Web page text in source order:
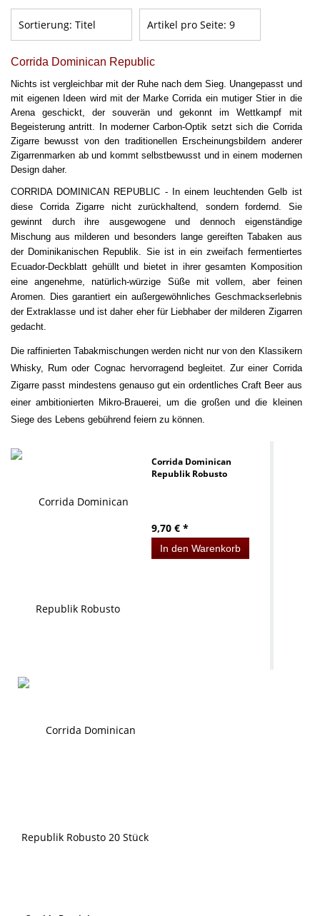
Sortierung: Titel Artikel pro Seite: 9
Corrida Dominican Republic
Nichts ist vergleichbar mit der Ruhe nach dem Sieg. Unangepasst und
mit eigenen Ideen wird mit der Marke Corrida ein mutiger Stier in die
Arena geschickt, der souverän und gekonnt im Wettkampf mit
Begeisterung antritt. In moderner Carbon-Optik setzt sich die Corrida
Zigarre bewusst von den traditionellen Erscheinungsbildern anderer
Zigarrenmarken ab und kommt selbstbewusst und in einem modernen
Design daher.
CORRIDA DOMINICAN REPUBLIC - In einem leuchtenden Gelb ist
diese Corrida Zigarre nicht zurückhaltend, sondern fordernd. Sie
gewinnt durch ihre ausgewogene und dennoch eigenständige
Mischung aus milderen und besonders lange gereiften Tabaken aus
der Dominikanischen Republik. Sie ist in ein zweifach fermentiertes
Ecuador-Deckblatt gehüllt und bietet in ihrer gesamten Komposition
eine angenehme, natürlich-würzige Süße mit vollem, aber feinen
Aromen. Dies garantiert ein außergewöhnliches Geschmackserlebnis
der Extraklasse und ist daher eher für Liebhaber der milderen Zigarren
gedacht.
Die raffinierten Tabakmischungen werden nicht nur von den Klassikern
Whisky, Rum oder Cognac hervorragend begleitet. Zur einer Corrida
Zigarre passt mindestens genauso gut ein ordentliches Craft Beer aus
einer ambitionierten Mikro-Brauerei, um die großen und die kleinen
Siege des Lebens gebührend feiern zu können.
Corrida Dominican
Republik Robusto
9,70 € *
In den Warenkorb